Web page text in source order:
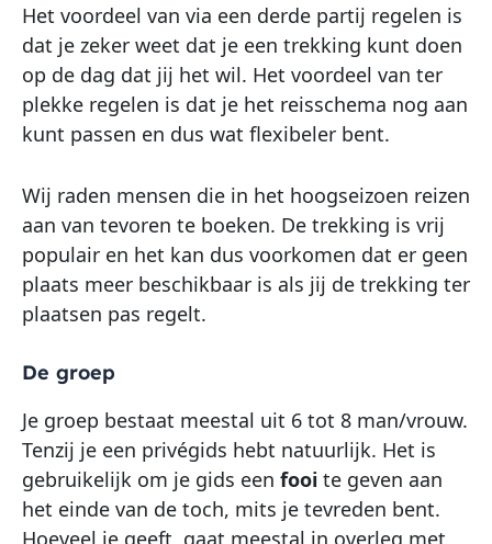
Het voordeel van via een derde partij regelen is
dat je zeker weet dat je een trekking kunt doen
op de dag dat jij het wil. Het voordeel van ter
plekke regelen is dat je het reisschema nog aan
kunt passen en dus wat flexibeler bent.
Wij raden mensen die in het hoogseizoen reizen
aan van tevoren te boeken. De trekking is vrij
populair en het kan dus voorkomen dat er geen
plaats meer beschikbaar is als jij de trekking ter
plaatsen pas regelt.
De groep
Je groep bestaat meestal uit 6 tot 8 man/vrouw.
Tenzij je een privégids hebt natuurlijk. Het is
gebruikelijk om je gids een fooi te geven aan
het einde van de toch, mits je tevreden bent.
Hoeveel je geeft, gaat meestal in overleg met